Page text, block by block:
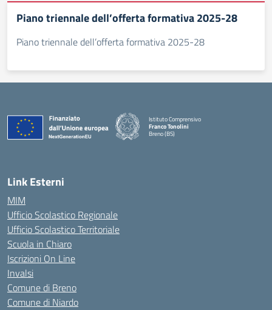
Piano triennale dell’offerta formativa 2025-28
Piano triennale dell’offerta formativa 2025-28
Istituto Comprensivo
Franco Tonolini
Breno (BS)
Link Esterni
MIM
Ufficio Scolastico Regionale
Ufficio Scolastico Territoriale
Scuola in Chiaro
Iscrizioni On Line
Invalsi
Comune di Breno
Comune di Niardo